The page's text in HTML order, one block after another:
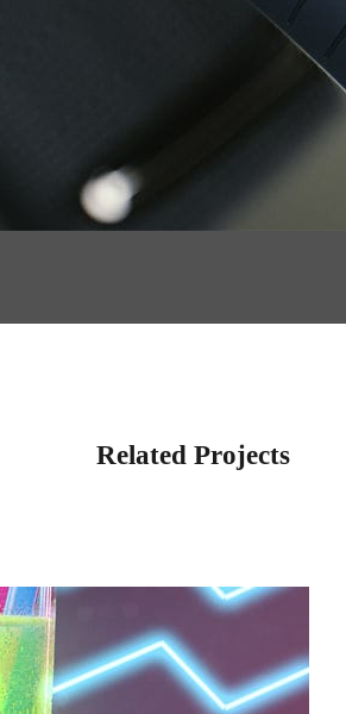
Related Projects